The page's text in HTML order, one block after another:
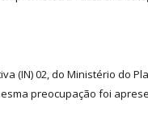
(IN) 02, do Ministério do
preocupação foi